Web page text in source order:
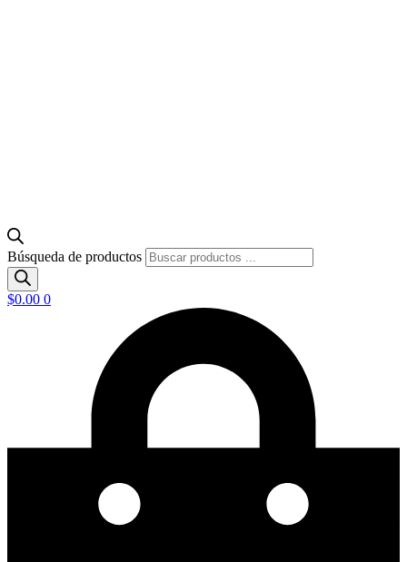
Búsqueda de productos
$0.00 0